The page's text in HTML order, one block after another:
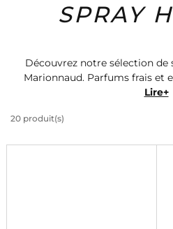
Solaire Homme Marques
SPRAY
Découvrez notre sélection de
Marionnaud. Parfums frais et
goûts. Trouvez le spray
des prix compétitifs. Faites-
Lire+
20 produit(s)